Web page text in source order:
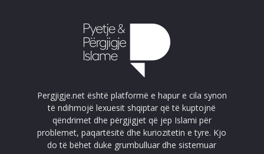
Pergjigje.net është platformë e hapur e cila synon
të ndihmojë lexuesit shqiptar që të kuptojnë
qëndrimet dhe përgjigjet që jep Islami për
problemet, paqartësitë dhe kuriozitetin e tyre. Kjo
do të bëhet duke grumbulluar dhe sistemuar